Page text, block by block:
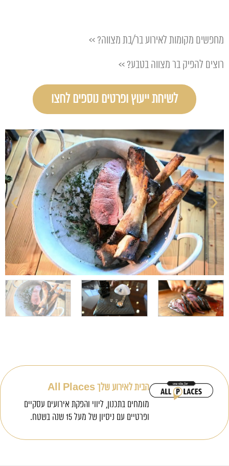
מחפשים מקומות לאירוע בר/בת מצווה? >>
רוצים להפיק בר מצווה בטבע? >>
לשיחת ייעוץ ופרטים נוספים לחצו
› ‹
הבית לאירוע שלך All Places
מומחים בתכנון, ליווי והפקת אירועים עסקיים
ופרטיים עם ניסיון של מעל 15 שנה בשטח.